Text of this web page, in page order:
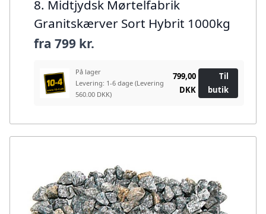
8. Midtjydsk Mørtelfabrik
Granitskærver Sort Hybrit 1000kg
fra 799 kr.
På lager
Levering: 1-6 dage (Levering
560.00 DKK)
799,00
DKK
Til
butik